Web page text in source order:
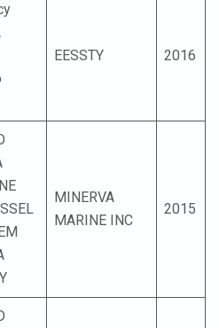
EESSTY 2016
MINERVA
MARINE INC
2015